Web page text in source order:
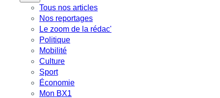
Tous nos articles
Nos reportages
Le zoom de la rédac'
Politique
Mobilité
Culture
Sport
Économie
Mon BX1